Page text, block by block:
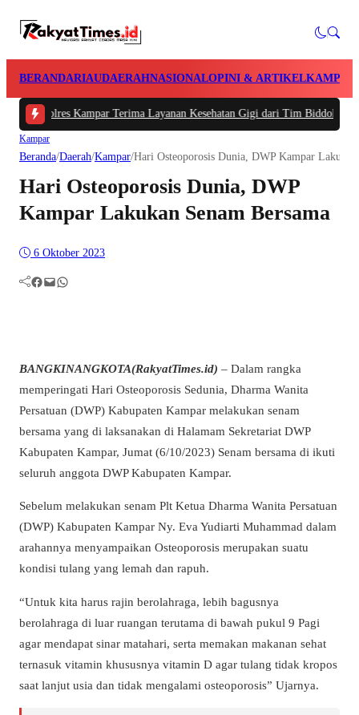
BERANDARIAUDAERAHNASIONALOPINI & ARTIKELKAMPAR
Polres Kampar Terima Layanan Kesehatan Gigi dari Tim Biddokkes Polda
Kampar
Beranda/Daerah/Kampar/Hari Osteoporosis Dunia, DWP Kampar Lakukan
Hari Osteoporosis Dunia, DWP
Kampar Lakukan Senam Bersama
6 Oktober 2023
Facebook Mail WhatsApp
BANGKINANGKOTA(RakyatTimes.id) – Dalam rangka
memperingati Hari Osteoporosis Sedunia, Dharma Wanita
Persatuan (DWP) Kabupaten Kampar melakukan senam
bersama yang di laksanakan di Halamam Sekretariat DWP
Kabupaten Kampar, Jumat (6/10/2023) Senam bersama di ikuti
seluruh anggota DWP Kabupaten Kampar.
Sebelum melakukan senam Plt Ketua Dharma Wanita Persatuan
(DWP) Kabupaten Kampar Ny. Eva Yudiarti Muhammad dalam
arahannya menyampaikan Osteoporosis merupakan suatu
kondisi tulang yang lemah dan rapuh.
“Untuk kita harus rajin berolahraga, lebih bagusnya
berolahraga di luar ruangan terutama di bawah pukul 9 Pagi
agar mendapat sinar matahari, serta memakan makanan sehat
ternasuk vitamin khususnya vitamin D agar tulang tidak kropos
saat lanjut usia dan tidak mengalami osteoporosis” Ujarnya.